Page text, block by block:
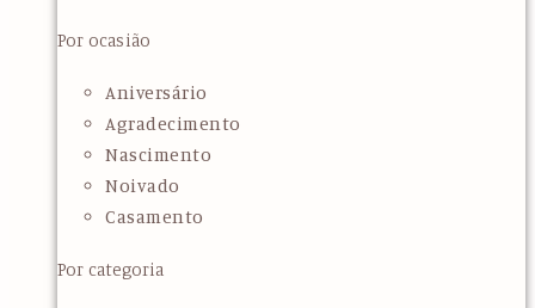
Por ocasião
Aniversário
Agradecimento
Nascimento
Noivado
Casamento
Por categoria